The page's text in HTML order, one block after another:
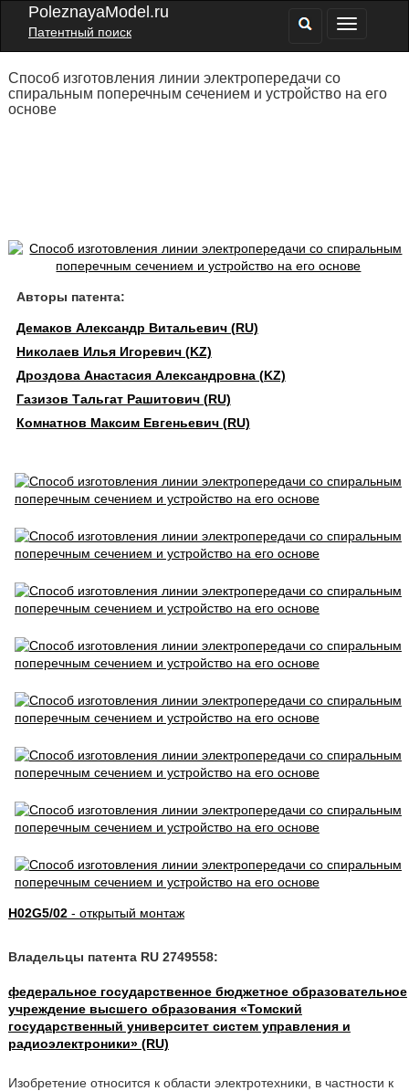
PoleznayaModel.ru
Патентный поиск
Способ изготовления линии электропередачи со
спиральным поперечным сечением и устройство на его
основе
Авторы патента:
Демаков Александр Витальевич (RU)
Николаев Илья Игоревич (KZ)
Дроздова Анастасия Александровна (KZ)
Газизов Тальгат Рашитович (RU)
Комнатнов Максим Евгеньевич (RU)
H02G5/02- открытый монтаж
Владельцы патента RU 2749558:
федеральное государственное бюджетное образовательное
учреждение высшего образования «Томский
государственный университет систем управления и
радиоэлектроники» (RU)
Изобретение относится к области электротехники, в частности к